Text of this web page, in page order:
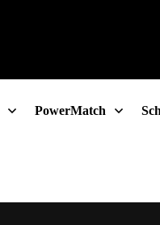
PowerMatch